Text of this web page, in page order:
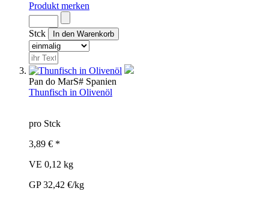
Produkt merken
Stck
Pan do MarS# Spanien
Thunfisch in Olivenöl
pro Stck
3,89 € *
VE 0,12 kg
GP 32,42 €/kg